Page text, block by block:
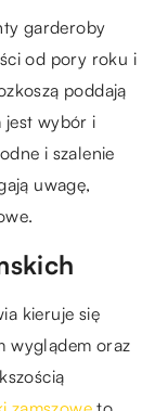
garderoby
od pory roku i
poddają
jest wybór i
i szalenie
uwagę,
kieruje się
wyglądem oraz